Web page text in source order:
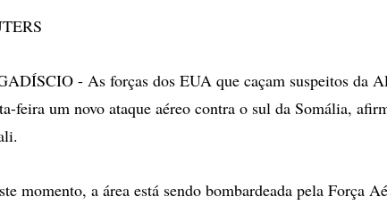
- As forças dos EUA que caçam suspeitos da
feira um novo ataque aéreo contra o sul da Somália,
momento, a área está sendo bombardeada pela Força